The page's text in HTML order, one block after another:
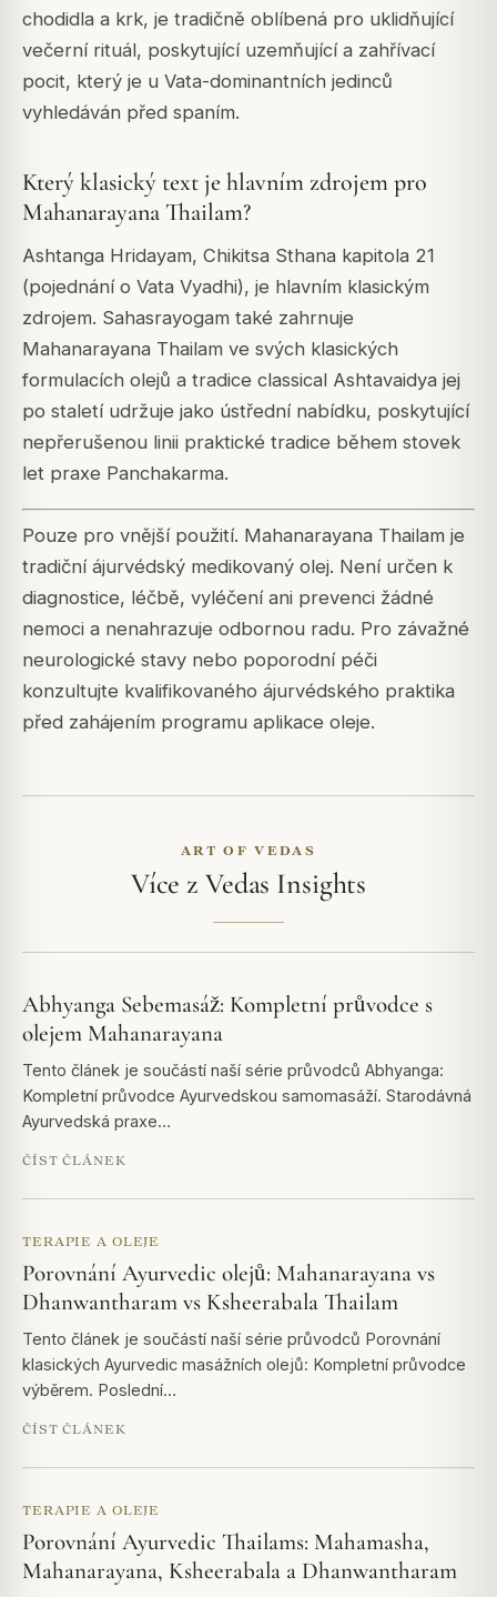
chodidla a krk, je tradičně oblíbená pro uklidňující
večerní rituál, poskytující uzemňující a zahřívací
pocit, který je u Vata-dominantních jedinců
vyhledáván před spaním.
Který klasický text je hlavním zdrojem pro
Mahanarayana Thailam?
Ashtanga Hridayam, Chikitsa Sthana kapitola 21
(pojednání o Vata Vyadhi), je hlavním klasickým
zdrojem. Sahasrayogam také zahrnuje
Mahanarayana Thailam ve svých klasických
formulacích olejů a tradice classical Ashtavaidya jej
po staletí udržuje jako ústřední nabídku, poskytující
nepřerušenou linii praktické tradice během stovek
let praxe Panchakarma.
Pouze pro vnější použití. Mahanarayana Thailam je
tradiční ájurvédský medikovaný olej. Není určen k
diagnostice, léčbě, vyléčení ani prevenci žádné
nemoci a nenahrazuje odbornou radu. Pro závažné
neurologické stavy nebo poporodní péči
konzultujte kvalifikovaného ájurvédského praktika
před zahájením programu aplikace oleje.
ART OF VEDAS
Více z Vedas Insights
Abhyanga Sebemasáž: Kompletní průvodce s
olejem Mahanarayana
Tento článek je součástí naší série průvodců Abhyanga:
Kompletní průvodce Ayurvedskou samomasáží. Starodávná
Ayurvedská praxe…
ČÍST ČLÁNEK
TERAPIE A OLEJE
Porovnání Ayurvedic olejů: Mahanarayana vs
Dhanwantharam vs Ksheerabala Thailam
Tento článek je součástí naší série průvodců Porovnání
klasických Ayurvedic masážních olejů: Kompletní průvodce
výběrem. Poslední…
ČÍST ČLÁNEK
TERAPIE A OLEJE
Porovnání Ayurvedic Thailams: Mahamasha,
Mahanarayana, Ksheerabala a Dhanwantharam